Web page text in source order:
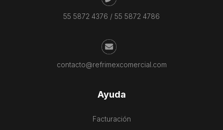
55 5872 4376 / 55 5872 4786
contacto@refrimexcomercial.com
Ayuda
Facturación